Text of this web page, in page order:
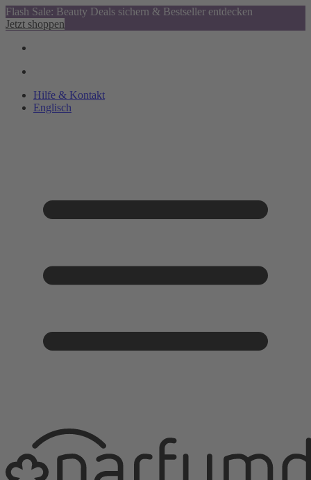
Flash Sale: Beauty Deals sichern & Bestseller entdecken
Jetzt shoppen
Hilfe & Kontakt
Englisch